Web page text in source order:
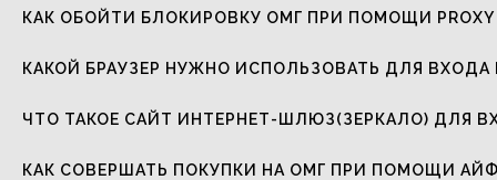
КАК ОБОЙТИ БЛОКИРОВКУ ОМГ ПРИ ПОМОЩИ PROXY
КАКОЙ БРАУЗЕР НУЖНО ИСПОЛЬЗОВАТЬ ДЛЯ ВХОДА
ЧТО ТАКОЕ САЙТ ИНТЕРНЕТ-ШЛЮЗ(ЗЕРКАЛО) ДЛЯ
КАК СОВЕРШАТЬ ПОКУПКИ НА ОМГ ПРИ ПОМОЩИ